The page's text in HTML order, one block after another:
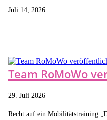
Juli 14, 2026
Team RoMoWo
29. Juli 2026
Recht auf ein Mobilitätstraining